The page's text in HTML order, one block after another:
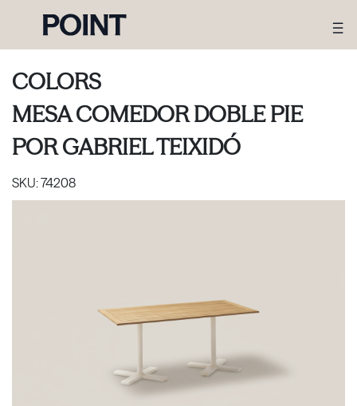
COLORS
MESA COMEDOR DOBLE PIE
PORGABRIEL TEIXIDÓ
SKU:74208